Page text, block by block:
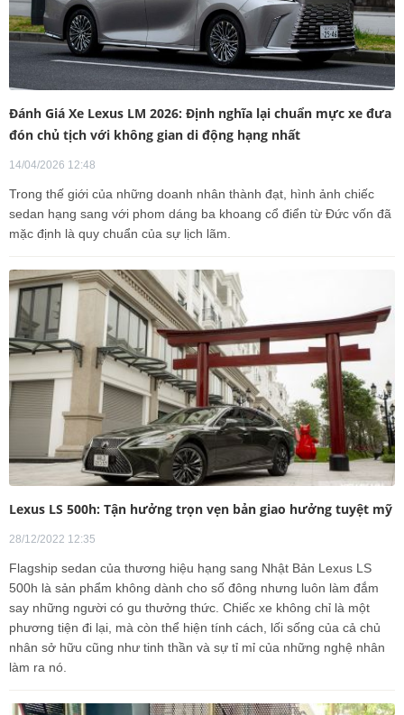
Đánh Giá Xe Lexus LM 2026: Định nghĩa lại chuẩn mực xe đưa
đón chủ tịch với không gian di động hạng nhất
14/04/2026 12:48
Trong thế giới của những doanh nhân thành đạt, hình ảnh chiếc
sedan hạng sang với phom dáng ba khoang cổ điển từ Đức vốn đã
mặc định là quy chuẩn của sự lịch lãm.
Lexus LS 500h: Tận hưởng trọn vẹn bản giao hưởng tuyệt mỹ
28/12/2022 12:35
Flagship sedan của thương hiệu hạng sang Nhật Bản Lexus LS
500h là sản phẩm không dành cho số đông nhưng luôn làm đắm
say những người có gu thưởng thức. Chiếc xe không chỉ là một
phương tiện đi lại, mà còn thể hiện tính cách, lối sống của cả chủ
nhân sở hữu cũng như tinh thần và sự tỉ mỉ của những nghệ nhân
làm ra nó.